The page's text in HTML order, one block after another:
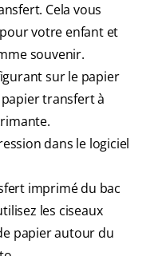
Cela vous
votre enfant et
souvenir.
sur le papier
transfert à
dans le logiciel
imprimé du bac
les ciseaux
papier autour du